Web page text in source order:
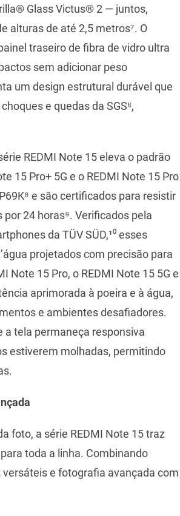
Glass Victus® 2 — juntos,
alturas de até 2,5 metros⁷. O
traseiro de fibra de vidro ultra
sem adicionar peso
um design estrutural durável que
e quedas da SGS⁶,
REDMI Note 15 eleva o padrão
15 Pro+ 5G e o REDMI Note 15 Pro
e são certificados para resistir
24 horas⁹. Verificados pela
da TÜV SÜD,¹⁰ esses
projetados com precisão para
Note 15 Pro, o REDMI Note 15 5G e
aprimorada à poeira e à água,
e ambientes desafiadores.
a tela permaneça responsiva
estiverem molhadas, permitindo
foto, a série REDMI Note 15 traz
toda a linha. Combinando
e fotografia avançada com